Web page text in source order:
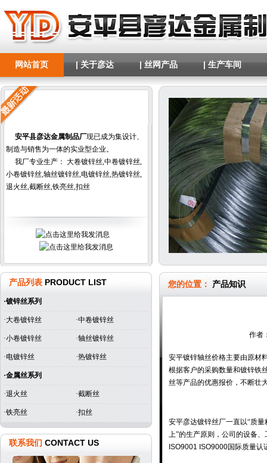
网站首页 | 关于彦达 | 丝网产品 | 生产车间
安平县彦达金属制品厂现已成为集设计、
制造与销售为一体的实业型企业。
我厂专业生产： 大卷镀锌丝,中卷镀锌丝,
小卷镀锌丝,轴丝镀锌丝,电镀锌丝,热镀锌丝,
退火丝,截断丝,铁亮丝,扣丝
产品列表 PRODUCT LIST
·镀锌丝系列
·大卷镀锌丝 ·中卷镀锌丝
·小卷镀锌丝 ·轴丝镀锌丝
·电镀锌丝 ·热镀锌丝
·金属丝系列
·退火丝 ·截断丝
·铁亮丝 ·扣丝
联系我们 CONTACT US
您的位置： 产品知识
作者
安平镀锌轴丝价格主要由原材
根据客户的采购数量和镀锌铁
丝等产品的优惠报价，不断壮
安平彦达镀锌丝厂一直以“质
上”的生产原则，公司的设备
ISO9001 ISO9000国际质量认